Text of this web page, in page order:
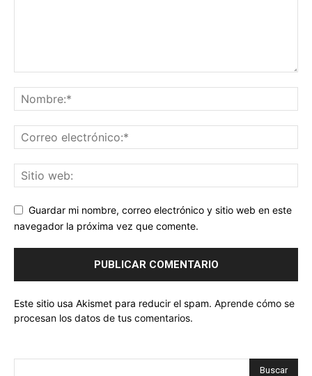
Guardar mi nombre, correo electrónico y sitio web en este
navegador la próxima vez que comente.
Este sitio usa Akismet para reducir el spam. Aprende cómo se
procesan los datos de tus comentarios.